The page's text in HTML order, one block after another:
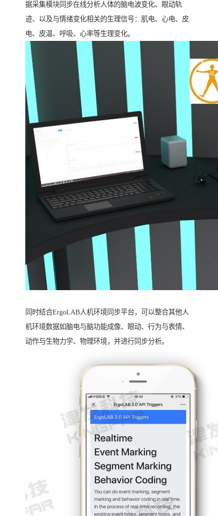
据采集模块同步在线分析人体的脑电波变化、眼动轨
迹、以及与情绪变化相关的生理信号：肌电、心电、皮
电、皮温、呼吸、心率等生理变化。
同时结合ErgoLAB人机环境同步平台，可以整合其他人
机环境数据如脑电与脑功能成像、眼动、行为与表情、
动作与生物力学、物理环境，并进行同步分析。